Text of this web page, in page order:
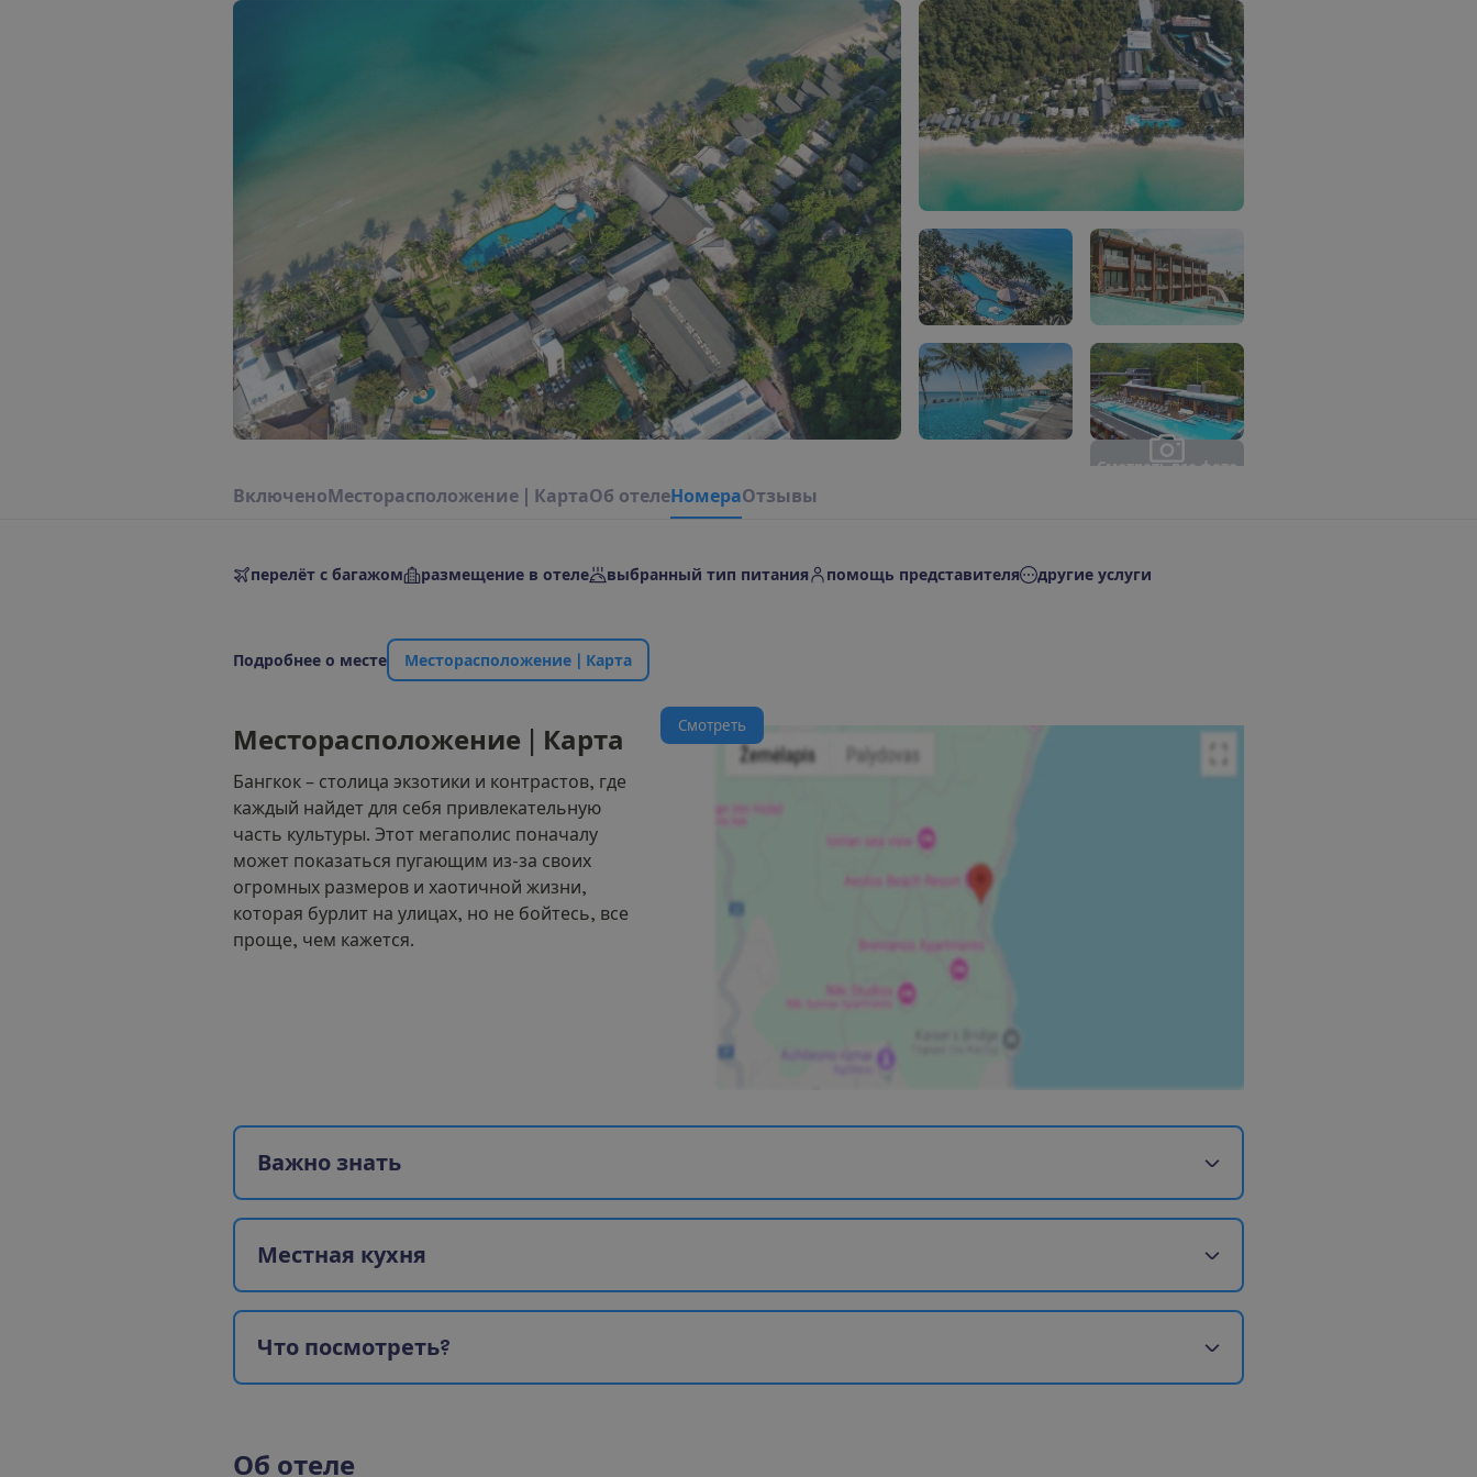
Смотреть все фото
ВключеноМесторасположение КартаОб отелеНомераОтзывы
перелёт с багажом размещение в отеле выбранный тип питания помощь представителя другие услуги
Подробнее о месте Месторасположение Карта
Месторасположение Карта
Бангкок – столица экзотики и контрастов, где
каждый найдет для себя привлекательную
часть культуры. Этот мегаполис поначалу
может показаться пугающим из-за своих
огромных размеров и хаотичной жизни,
которая бурлит на улицах, но не бойтесь, все
проще, чем кажется.
Смотреть
Важно знать
Местная кухня
Что посмотреть?
Об отеле